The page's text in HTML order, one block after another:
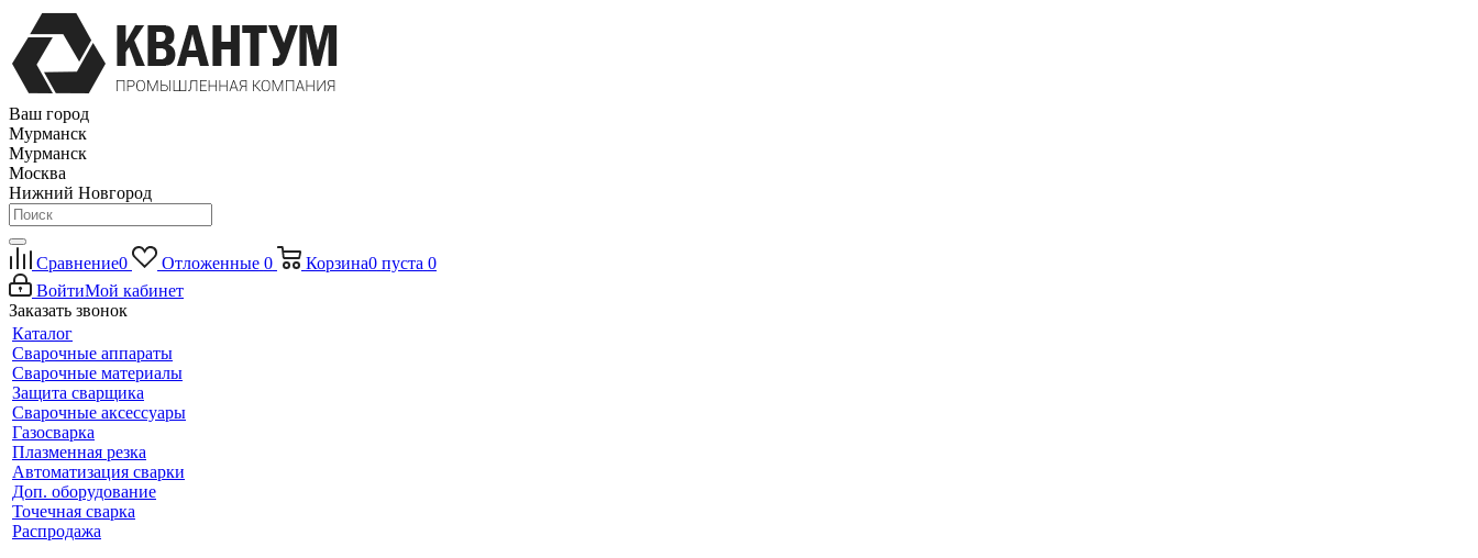
Ваш город
Мурманск
Мурманск
Москва
Нижний Новгород
Сравнение0 Отложенные 0 Корзина0 пуста 0
ВойтиМой кабинет
Заказать звонок
Каталог
Сварочные аппараты
Сварочные материалы
Защита сварщика
Сварочные аксессуары
Газосварка
Плазменная резка
Автоматизация сварки
Доп. оборудование
Точечная сварка
Распродажа